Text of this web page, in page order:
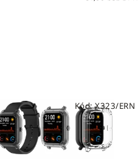
Kód:X323/ERN